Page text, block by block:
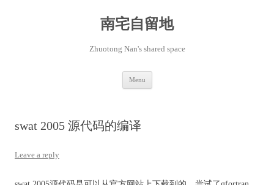
南宅自留地
Zhuotong Nan's shared space
Menu
swat 2005 源代码的编译
Leave a reply